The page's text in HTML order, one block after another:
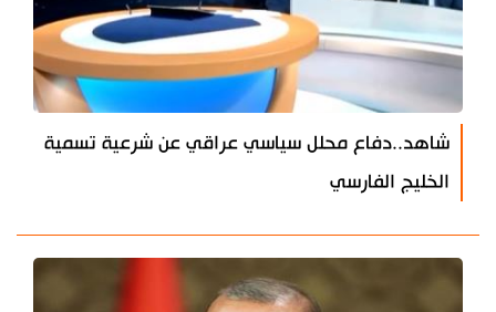
شاهد..دفاع محلل سياسي عراقي عن شرعية تسمية
الخليج الفارسي